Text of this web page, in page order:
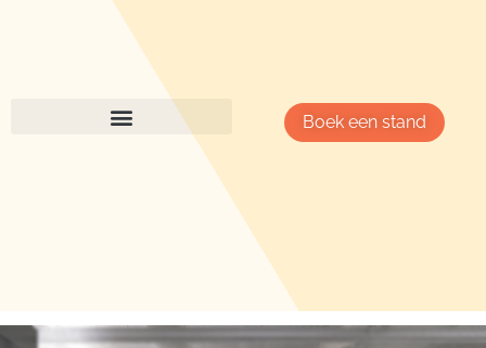
Boek een stand